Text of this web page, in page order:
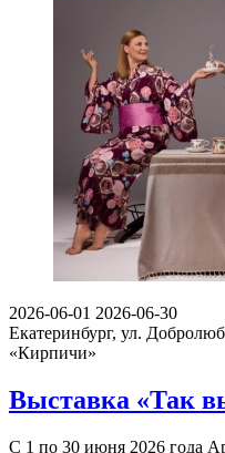
2026-06-01 2026-06-30
Екатеринбург, ул.
«Кирпичи»
Выставка «Так
С 1 по 30 июня 2026 года